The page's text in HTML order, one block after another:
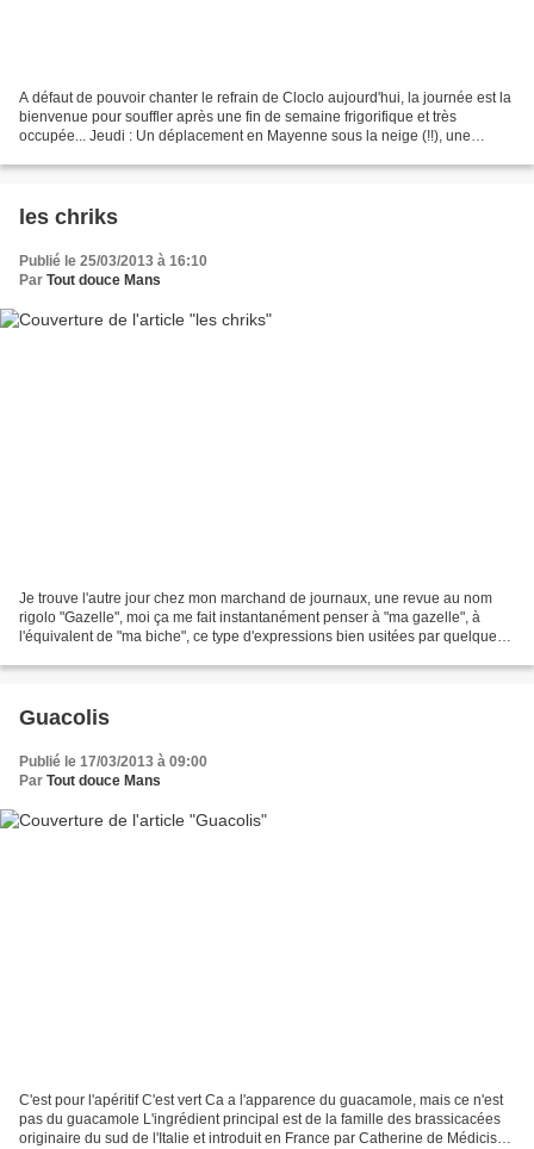
A défaut de pouvoir chanter le refrain de Cloclo aujourd'hui, la journée est la
bienvenue pour souffler après une fin de semaine frigorifique et très
occupée... Jeudi : Un déplacement en Mayenne sous la neige (!!), une
les chriks
Publié le 25/03/2013 à 16:10
Par Tout douce Mans
Je trouve l'autre jour chez mon marchand de journaux, une revue au nom
rigolo "Gazelle", moi ça me fait instantanément penser à "ma gazelle", à
l'équivalent de "ma biche", ce type d'expressions bien usitées par quelques
Guacolis
Publié le 17/03/2013 à 09:00
Par Tout douce Mans
C'est pour l'apéritif C'est vert Ca a l'apparence du guacamole, mais ce n'est
pas du guacamole L'ingrédient principal est de la famille des brassicacées
originaire du sud de l'Italie et introduit en France par Catherine de Médicis